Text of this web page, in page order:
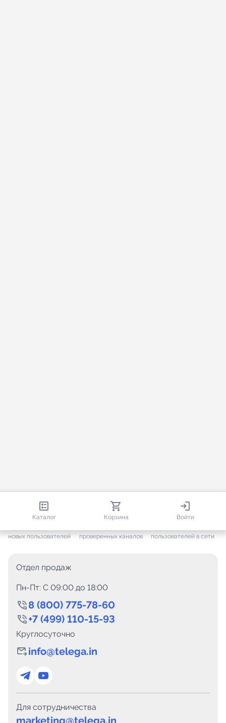
Каталог Корзина Войти
813 404
новых пользователей проверенных каналов пользователей в сети
Отдел продаж
Пн-Пт: C 09:00 до 18:00
8 (800) 775-78-60
+7 (499) 110-15-93
Круглосуточно
info@telega.in
Для сотрудничества
marketing@telega.in